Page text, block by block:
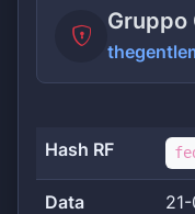
Gruppo
Hash RF
Data